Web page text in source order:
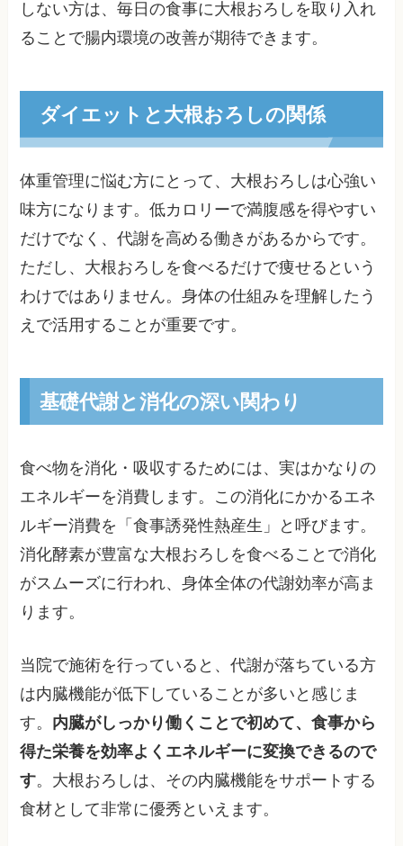
しない方は、毎日の食事に大根おろしを取り入れ
ることで腸内環境の改善が期待できます。
ダイエットと大根おろしの関係
体重管理に悩む方にとって、大根おろしは心強い
味方になります。低カロリーで満腹感を得やすい
だけでなく、代謝を高める働きがあるからです。
ただし、大根おろしを食べるだけで痩せるという
わけではありません。身体の仕組みを理解したう
えで活用することが重要です。
基礎代謝と消化の深い関わり
食べ物を消化・吸収するためには、実はかなりの
エネルギーを消費します。この消化にかかるエネ
ルギー消費を「食事誘発性熱産生」と呼びます。
消化酵素が豊富な大根おろしを食べることで消化
がスムーズに行われ、身体全体の代謝効率が高ま
ります。
当院で施術を行っていると、代謝が落ちている方
は内臓機能が低下していることが多いと感じま
す。 内臓がしっかり働くことで初めて、食事から
得た栄養を効率よくエネルギーに変換できるので
す。大根おろしは、その内臓機能をサポートする
食材として非常に優秀といえます。